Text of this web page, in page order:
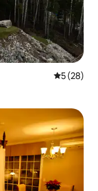
5 av 5 i
5 (28)